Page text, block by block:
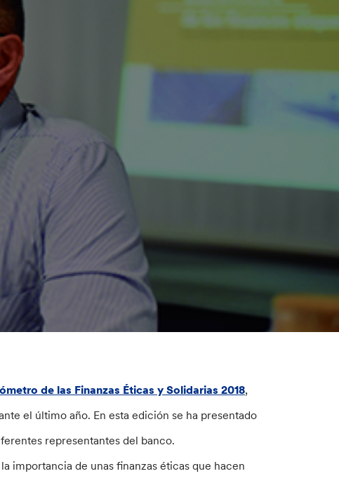
de las Finanzas Éticas y Solidarias 2018,
el último año. En esta edición se ha presentado
representantes del banco.
importancia de unas finanzas éticas que hacen